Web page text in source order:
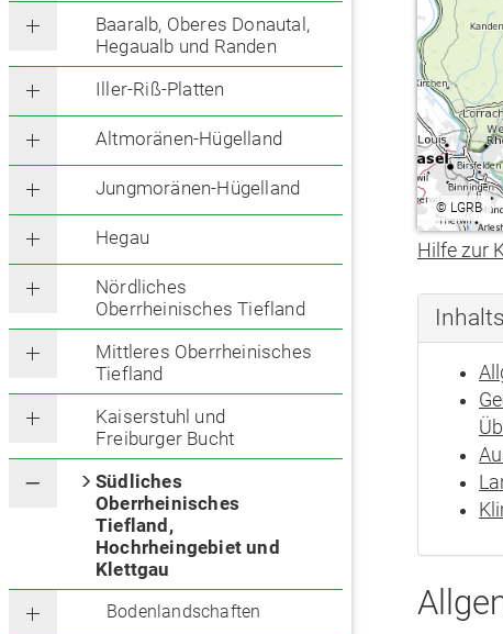
Baaralb, Oberes Donautal,
Hegaualb und Randen
Iller-Riß-Platten
Altmoränen-Hügelland
Jungmoränen-Hügelland
Hegau
Nördliches
Oberrheinisches Tiefland
Mittleres Oberrheinisches
Tiefland
Kaiserstuhl und
Freiburger Bucht
Südliches
Oberrheinisches
Tiefland,
Hochrheingebiet und
Klettgau
Bodenlandschaften
© LGRB
Hilfe zur